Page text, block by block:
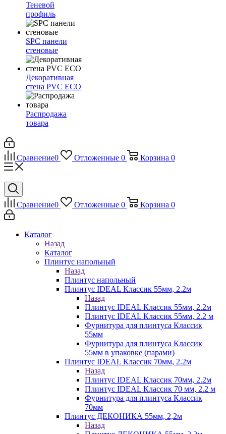
Теневой
профиль
SPC панели
стеновые
Декоративная
стена PVC ECO
Распродажа
товара
Сравнение0 Отложенные 0 Корзина 0
Сравнение0 Отложенные 0 Корзина 0
Каталог
Назад
Каталог
Плинтус напольный
Назад
Плинтус напольный
Плинтус IDEAL Классик 55мм, 2.2м
Назад
Плинтус IDEAL Классик 55мм, 2.2м
Плинтус IDEAL Классик 55мм, 2.2 м
Фурнитура для плинтуса Классик
55мм
Фурнитура для плинтуса Классик
55мм в упаковке (парами)
Плинтус IDEAL Классик 70мм, 2.2м
Назад
Плинтус IDEAL Классик 70мм, 2.2м
Плинтус IDEAL Классик 70 мм, 2.2 м
Фурнитура для плинтуса Классик
70мм
Плинтус ДЕКОНИКА 55мм, 2,2м
Назад